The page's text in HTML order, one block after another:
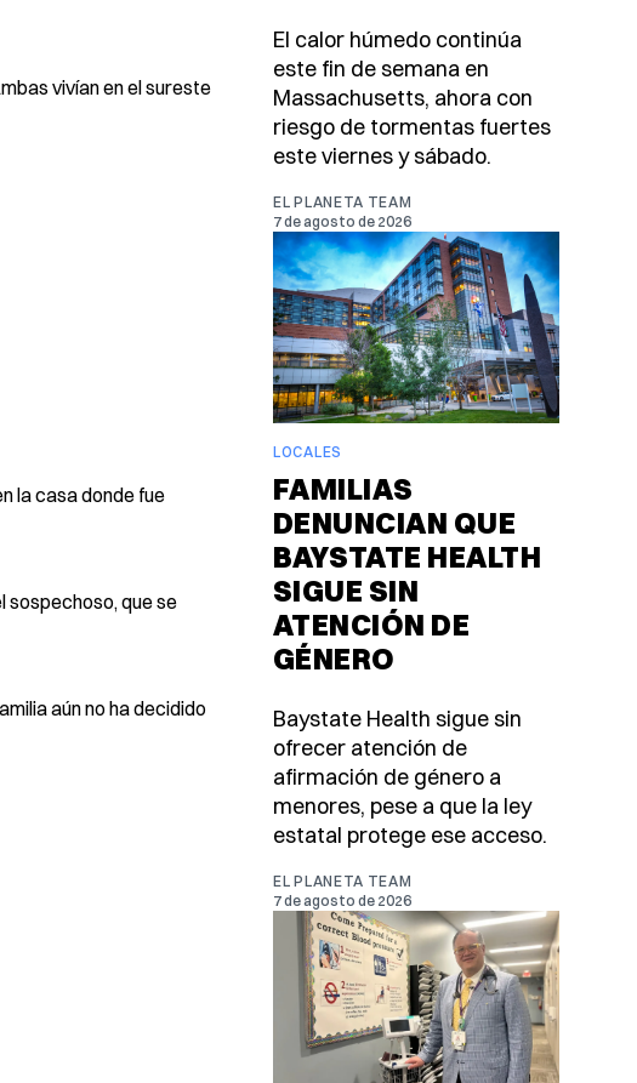
vivían en el sureste
la casa donde fue
sospechoso, que se
aún no ha decidido
El calor húmedo continúa
este fin de semana en
Massachusetts, ahora con
riesgo de tormentas fuertes
este viernes y sábado.
EL PLANETA TEAM
7 de agosto de 2026
LOCALES
FAMILIAS
DENUNCIAN QUE
BAYSTATE HEALTH
SIGUE SIN
ATENCIÓN DE
GÉNERO
Baystate Health sigue sin
ofrecer atención de
afirmación de género a
menores, pese a que la ley
estatal protege ese acceso.
EL PLANETA TEAM
7 de agosto de 2026